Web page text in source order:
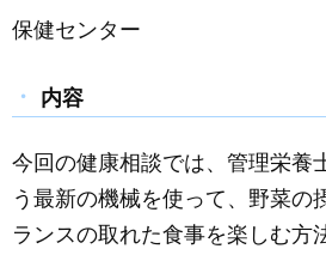
保健センター
内容
今回の健康相談では、管理栄養
う最新の機械を使って、野菜の
ランスの取れた食事を楽しむ方